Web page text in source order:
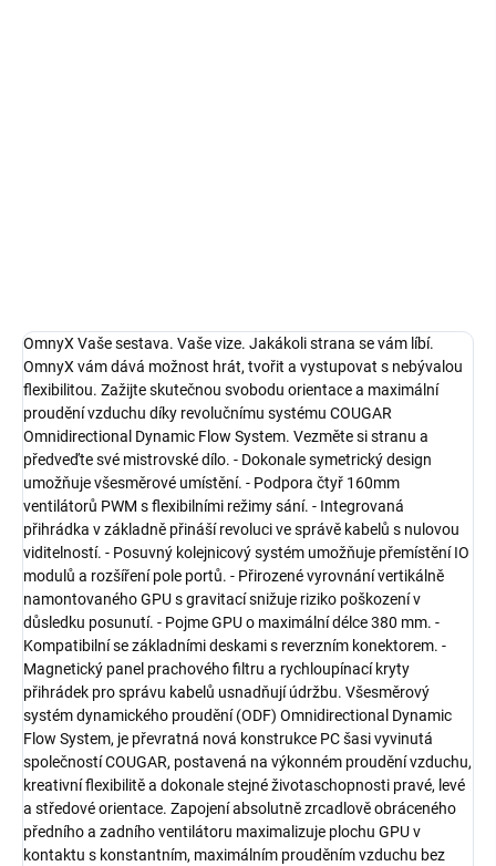
OmnyX Vaše sestava. Vaše vize. Jakákoli strana se vám líbí.
OmnyX vám dává možnost hrát, tvořit a vystupovat s nebývalou
flexibilitou. Zažijte skutečnou svobodu orientace a maximální
proudění vzduchu díky revolučnímu systému COUGAR
Omnidirectional Dynamic Flow System. Vezměte si stranu a
předveďte své mistrovské dílo. - Dokonale symetrický design
umožňuje všesměrové umístění. - Podpora čtyř 160mm
ventilátorů PWM s flexibilními režimy sání. - Integrovaná
přihrádka v základně přináší revoluci ve správě kabelů s nulovou
viditelností. - Posuvný kolejnicový systém umožňuje přemístění IO
modulů a rozšíření pole portů. - Přirozené vyrovnání vertikálně
namontovaného GPU s gravitací snižuje riziko poškození v
důsledku posunutí. - Pojme GPU o maximální délce 380 mm. -
Kompatibilní se základními deskami s reverzním konektorem. -
Magnetický panel prachového filtru a rychloupínací kryty
přihrádek pro správu kabelů usnadňují údržbu. Všesměrový
systém dynamického proudění (ODF) Omnidirectional Dynamic
Flow System, je převratná nová konstrukce PC šasi vyvinutá
společností COUGAR, postavená na výkonném proudění vzduchu,
kreativní flexibilitě a dokonale stejné životaschopnosti pravé, levé
a středové orientace. Zapojení absolutně zrcadlově obráceného
předního a zadního ventilátoru maximalizuje plochu GPU v
kontaktu s konstantním, maximálním prouděním vzduchu bez